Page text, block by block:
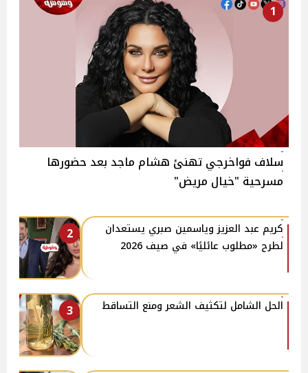
1
سلاف فواخرجي تهنئ هشام ماجد بعد حضورها
مسرحية "خيال مريض"
2
كريم عبد العزيز وياسمين صبري يستعدان
لطرح «مطلوب عائليًا» في صيف 2026
3 الحل الشامل لتكثيف الشعر ومنع التساقط